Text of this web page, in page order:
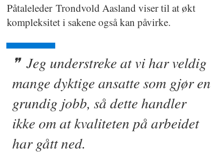
Påtaleleder Trondvold Aasland viser til at økt
kompleksitet i sakene også kan påvirke.
Jeg understreke at vi har veldig
mange dyktige ansatte som gjør en
grundig jobb, så dette handler
ikke om at kvaliteten på arbeidet
har gått ned.